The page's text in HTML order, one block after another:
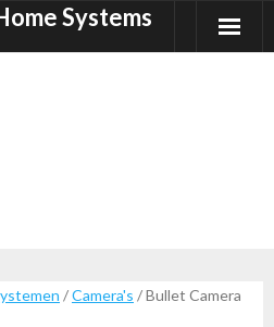
Systems
/Camera's / Bullet Camera